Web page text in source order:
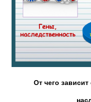
От чего